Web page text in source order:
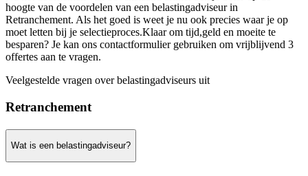
hoogte van de voordelen van een belastingadviseur in
Retranchement. Als het goed is weet je nu ook precies waar je op
moet letten bij je selectieproces.Klaar om tijd,geld en moeite te
besparen? Je kan ons contactformulier gebruiken om vrijblijvend 3
offertes aan te vragen.
Veelgestelde vragen over belastingadviseurs uit
Retranchement
Wat is een belastingadviseur?